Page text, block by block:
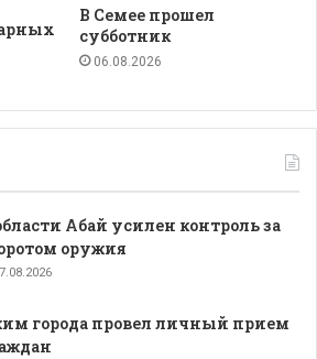
В Семее прошел
субботник
06.08.2026
Абай усилен контроль за
оружия
города провел личный прием